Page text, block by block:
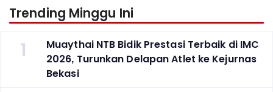
Trending Minggu Ini
1
Muaythai NTB Bidik Prestasi Terbaik di IMC
2026, Turunkan Delapan Atlet ke Kejurnas
Bekasi